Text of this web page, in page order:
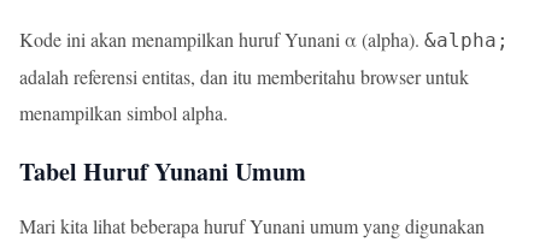
Kode ini akan menampilkan huruf Yunani α (alpha). &alpha;
adalah referensi entitas, dan itu memberitahu browser untuk
menampilkan simbol alpha.
Tabel Huruf Yunani Umum
Mari kita lihat beberapa huruf Yunani umum yang digunakan